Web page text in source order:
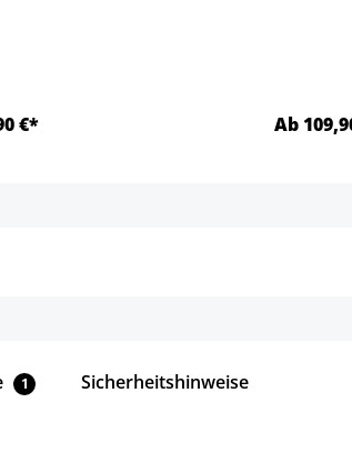
€* Ab
1 Sicherheitshinweise